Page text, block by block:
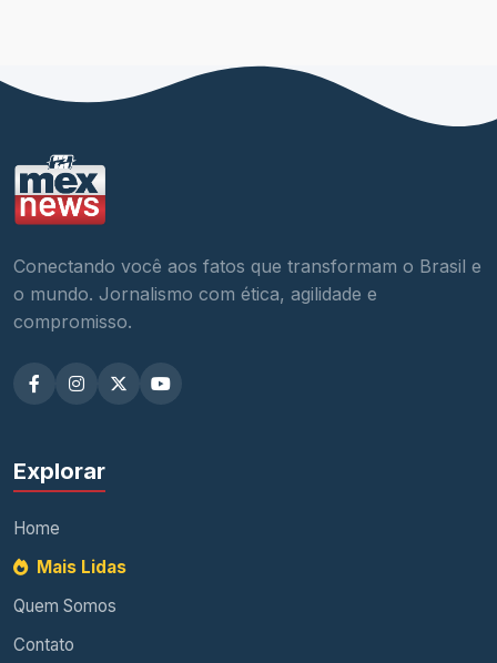
Conectando você aos fatos que transformam o Brasil e
o mundo. Jornalismo com ética, agilidade e
compromisso.
Explorar
Home
Mais Lidas
Quem Somos
Contato